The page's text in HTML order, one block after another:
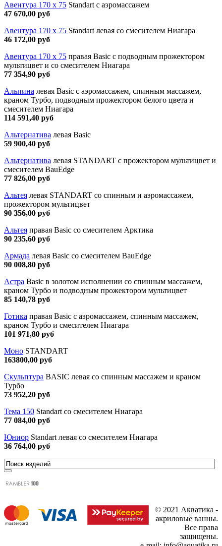
Авентура 170 х 75 Standart с аэромассажем
47 670,00 руб
Авентура 170 х 75 Standart левая со смесителем Ниагара
46 172,00 руб
Авентура 170 х 75 правая Basic с подводным прожектором
мультицвет и со смесителем Ниагара
77 354,90 руб
Альпина левая Basic с аэромассажем, спинным массажем,
краном Турбо, подводным прожектором белого цвета и
смесителем Ниагара
114 591,40 руб
Альтернатива левая Basic
59 900,40 руб
Альтернатива левая STANDART с прожектором мультицвет и
смесителем BauEdge
77 826,00 руб
Альтея левая STANDART со спинным и аэромассажем,
прожектором мультицвет
90 356,00 руб
Альтея правая Basic со смесителем Арктика
90 235,60 руб
Армада левая Basic со смесителем BauEdge
90 008,80 руб
Астра Basic в золотом исполнении со спинным массажем,
краном Турбо и подводным прожектором мультицвет
85 140,78 руб
Готика правая Basic с аэромассажем, спинным массажем,
краном Турбо и смесителем Ниагара
101 971,80 руб
Моно STANDART
163800,00 руб
Скульптура BASIC левая со спинным массажем и краном
Турбо
73 952,20 руб
Тема 150 Standart со смесителем Ниагара
77 084,00 руб
Юниор Standart левая со смесителем Ниагара
36 764,00 руб
© 2021 Акватика -
акриловые ванны.
Все права
защищены.